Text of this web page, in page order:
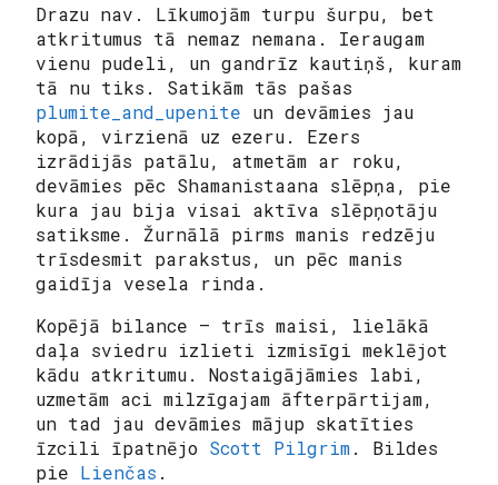
Drazu nav. Līkumojām turpu šurpu, bet
atkritumus tā nemaz nemana. Ieraugam
vienu pudeli, un gandrīz kautiņš, kuram
tā nu tiks. Satikām tās pašas
plumite_and_upenite un devāmies jau
kopā, virzienā uz ezeru. Ezers
izrādijās patālu, atmetām ar roku,
devāmies pēc Shamanistaana slēpņa, pie
kura jau bija visai aktīva slēpņotāju
satiksme. Žurnālā pirms manis redzēju
trīsdesmit parakstus, un pēc manis
gaidīja vesela rinda.
Kopējā bilance – trīs maisi, lielākā
daļa sviedru izlieti izmisīgi meklējot
kādu atkritumu. Nostaigājāmies labi,
uzmetām aci milzīgajam āfterpārtijam,
un tad jau devāmies mājup skatīties
īzcili īpatnējo Scott Pilgrim. Bildes
pie Lienčas .